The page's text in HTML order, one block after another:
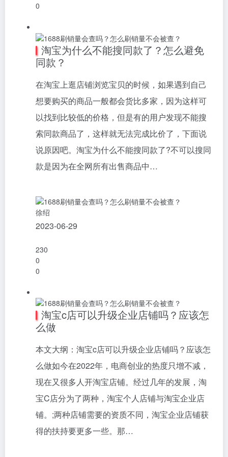
0
淘宝为什么不能搜同款了？怎么避免
同款？
在淘宝上逛店铺浏览宝贝的时候，如果遇到自己
想要购买的商品一般都会货比多家，因为这样可
以找到比较低的价格，但是有的用户发现不能搜
索同款商品了，这样就无法完成比价了，下面说
说原因吧。淘宝为什么不能搜同款了?不可以搜同
款是因为在全网所有出售商品中…
徐绍
2023-06-29
230
0
0
淘宝c店可以升级企业店铺吗？应该怎
么做
本文大纲：淘宝c店可以升级企业店铺吗？应该怎
么做如今在2022年，电商创业的热度只增不减，
现在又很多人开淘宝店铺。经过几年的发展，淘
宝C店分为了两种，淘宝个人店铺与淘宝企业店
铺。;两种店铺需要的资质不同，淘宝企业店铺获
得的扶持要更多一些。那…